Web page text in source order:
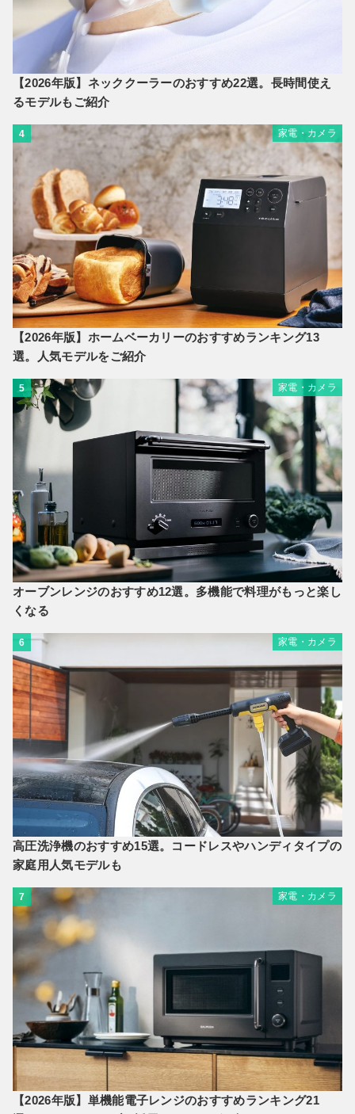
【2026年版】ネッククーラーのおすすめ22選。長時間使え
るモデルもご紹介
4 家電・カメラ
【2026年版】ホームベーカリーのおすすめランキング13
選。人気モデルをご紹介
5 家電・カメラ
オーブンレンジのおすすめ12選。多機能で料理がもっと楽し
くなる
6 家電・カメラ
高圧洗浄機のおすすめ15選。コードレスやハンディタイプの
家庭用人気モデルも
7 家電・カメラ
【2026年版】単機能電子レンジのおすすめランキング21